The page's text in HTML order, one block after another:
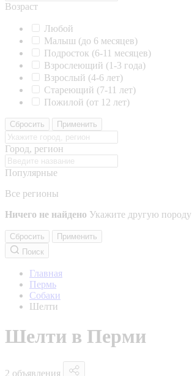
Возраст
Любой
Малыш (до 6 месяцев)
Подросток (6-11 месяцев)
Взрослеющий (1-3 года)
Взрослый (4-6 лет)
Стареющий (7-11 лет)
Пожилой (от 12 лет)
Сбросить Применить
Город, регион
Популярные
Все регионы
Ничего не найдено Укажите другую породу
Сбросить
Применить
Поиск
Главная
Пермь
Собаки
Шелти
Шелти в Перми
2 объявления